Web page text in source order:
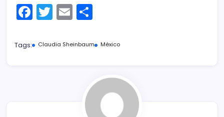
F
c
T
itt
E
ai m
ar
tir
Tags: Claudia Sheinbaum México